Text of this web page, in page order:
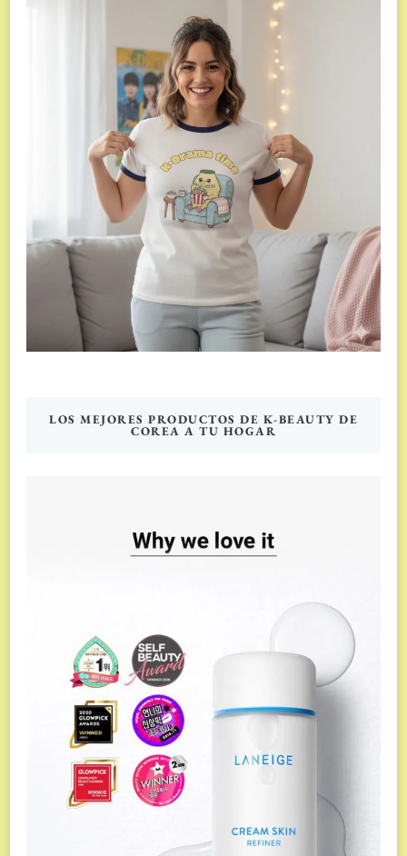
LOS MEJORES PRODUCTOS DE K-BEAUTY DE
COREA A TU HOGAR